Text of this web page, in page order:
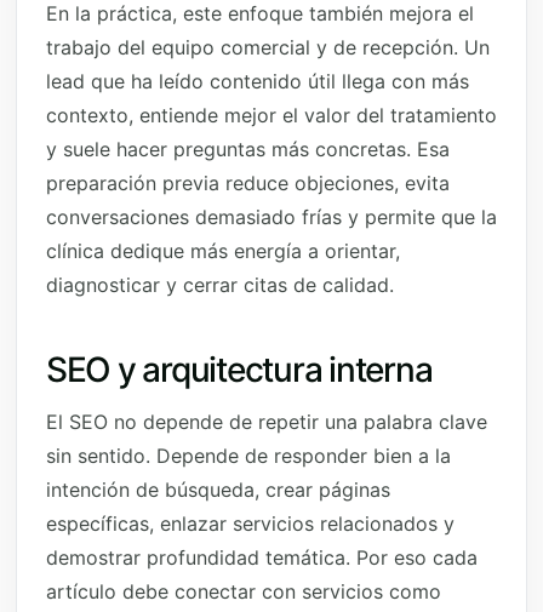
En la práctica, este enfoque también mejora el
trabajo del equipo comercial y de recepción. Un
lead que ha leído contenido útil llega con más
contexto, entiende mejor el valor del tratamiento
y suele hacer preguntas más concretas. Esa
preparación previa reduce objeciones, evita
conversaciones demasiado frías y permite que la
clínica dedique más energía a orientar,
diagnosticar y cerrar citas de calidad.
SEO y arquitectura interna
El SEO no depende de repetir una palabra clave
sin sentido. Depende de responder bien a la
intención de búsqueda, crear páginas
específicas, enlazar servicios relacionados y
demostrar profundidad temática. Por eso cada
artículo debe conectar con servicios como